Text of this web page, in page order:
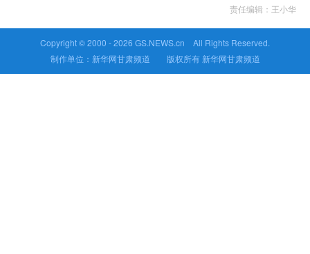
责任编辑：王小华
Copyright © 2000 -2026 GS.NEWS.cn All Rights Reserved.
制作单位：新华网甘肃频道 版权所有 新华网甘肃频道